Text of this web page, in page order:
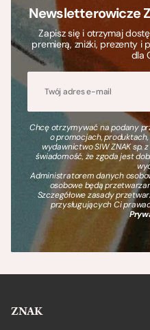
Newsletterowicze
Zapisz się i otrzymaj
premierą, zniżki, prezenty i
dla
Chcę otrzymywać na podany
o promocjach,
wydawnictwo SIW ZNAK sp.
świadomość, że zgoda jest
Administratorem danych
osobowe będą
Szczegółowe zasady
przysługujących Ci
ZNAK